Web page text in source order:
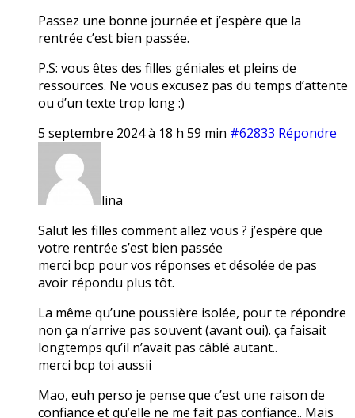
Passez une bonne journée et j’espère que la
rentrée c’est bien passée.
P.S: vous êtes des filles géniales et pleins de
ressources. Ne vous excusez pas du temps d’attente
ou d’un texte trop long :)
5 septembre 2024 à 18 h 59 min #62833 Répondre
lina
Salut les filles comment allez vous ? j’espère que
votre rentrée s’est bien passée
merci bcp pour vos réponses et désolée de pas
avoir répondu plus tôt.
La même qu’une poussière isolée, pour te répondre
non ça n’arrive pas souvent (avant oui). ça faisait
longtemps qu’il n’avait pas câblé autant..
merci bcp toi aussii
Mao, euh perso je pense que c’est une raison de
confiance et qu’elle ne me fait pas confiance.. Mais